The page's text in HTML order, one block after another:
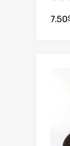
7.50